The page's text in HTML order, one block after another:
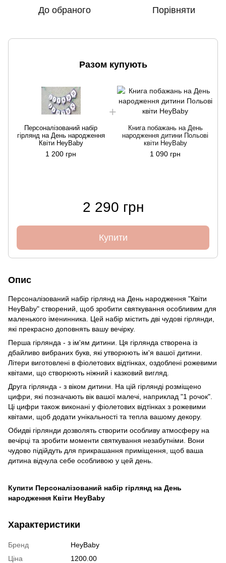
До обраного Порівняти
Разом купують
Персоналізований набір
гірлянд на День народження
Квіти HeyBaby
1 200 грн
Книга побажань на День
народження дитини Польові
квіти HeyBaby
1 090 грн
2 290 грн
Купити
Опис
Персоналізований набір гірлянд на День народження "Квіти
HeyBaby" створений, щоб зробити святкування особливим для
маленького іменинника. Цей набір містить дві чудові гірлянди,
які прекрасно доповнять вашу вечірку.
Перша гірлянда - з ім'ям дитини. Ця гірлянда створена із
дбайливо вибраних букв, які утворюють ім'я вашої дитини.
Літери виготовлені в фіолетових відтінках, оздоблені рожевими
квітами, що створюють ніжний і казковий вигляд.
Друга гірлянда - з віком дитини. На цій гірлянді розміщено
цифри, які позначають вік вашої малечі, наприклад "1 рочок".
Ці цифри також виконані у фіолетових відтінках з рожевими
квітами, щоб додати унікальності та тепла вашому декору.
Обидві гірлянди дозволять створити особливу атмосферу на
вечірці та зробити моменти святкування незабутніми. Вони
чудово підійдуть для прикрашання приміщення, щоб ваша
дитина відчула себе особливою у цей день.
Купити Персоналізований набір гірлянд на День
народження Квіти HeyBaby
Характеристики
Бренд
HeyBaby
Ціна
1200.00